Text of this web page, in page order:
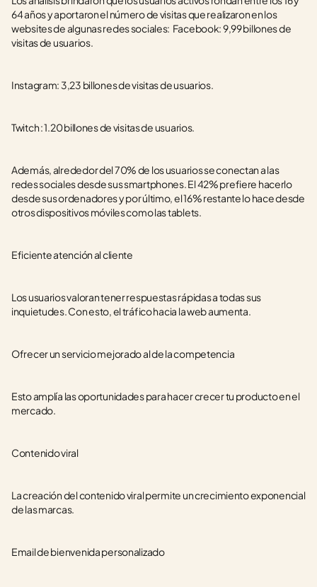
64 años y aportaron el número de visitas que realizaron en los
websites de algunas redes sociales:  Facebook: 9,99 billones de
visitas de usuarios.
Instagram: 3,23 billones de visitas de usuarios.
Twitch : 1.20 billones de visitas de usuarios.
Además, alrededor del 70% de los usuarios se conectan a las
redes sociales desde sus smartphones. El 42% prefiere hacerlo
desde sus ordenadores y por último, el 16% restante lo hace desde
otros dispositivos móviles como las tablets.
Eficiente atención al cliente
Los usuarios valoran tener respuestas rápidas a todas sus
inquietudes. Con esto, el tráfico hacia la web aumenta.
Ofrecer un servicio mejorado al de la competencia
Esto amplía las oportunidades para hacer crecer tu producto en el
mercado.
Contenido viral
La creación del contenido viral permite un crecimiento exponencial
de las marcas.
Email de bienvenida personalizado